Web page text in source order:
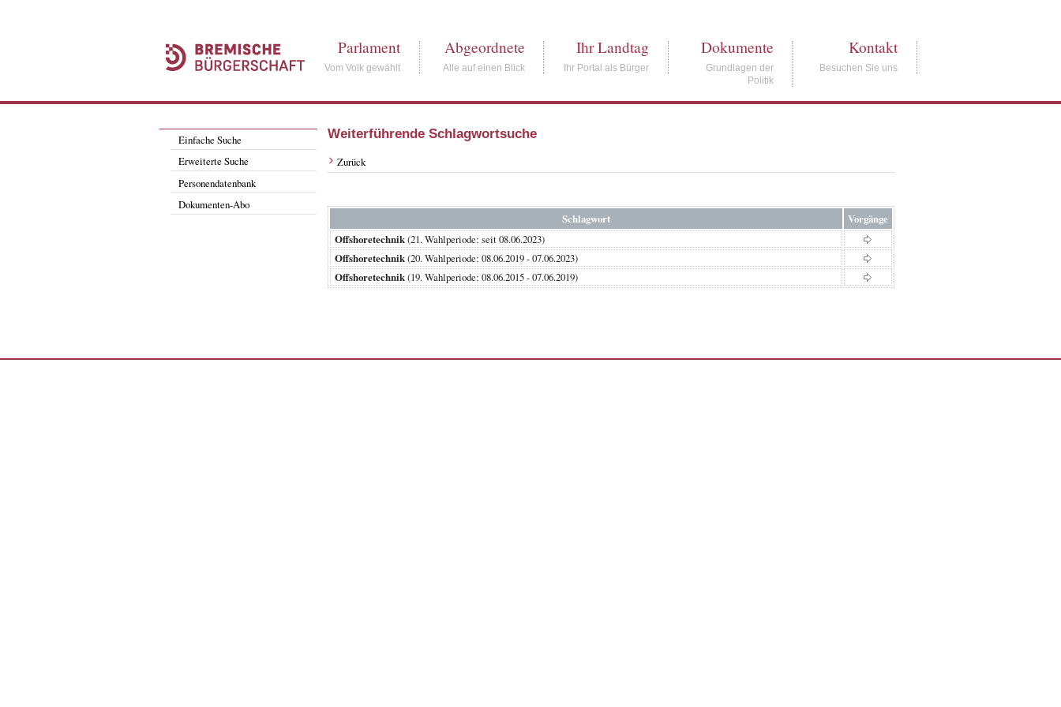
Parlament
Vom Volk gewählt
Abgeordnete
Alle auf einen Blick
Ihr Landtag
Ihr Portal als Bürger
Dokumente
Grundlagen der
Politik
Kontakt
Besuchen Sie uns
Einfache Suche
Erweiterte Suche
Personendatenbank
Dokumenten-Abo
Weiterführende Schlagwortsuche
Zurück
Schlagwort
Vorgänge
Offshoretechnik(21. Wahlperiode: seit 08.06.2023)
Offshoretechnik(20. Wahlperiode: 08.06.2019 - 07.06.2023)
Offshoretechnik(19. Wahlperiode: 08.06.2015 - 07.06.2019)